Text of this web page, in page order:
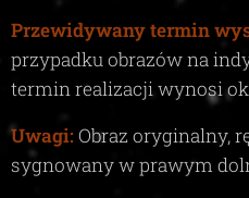
Przewidywany termin
przypadku obrazów na
termin realizacji wynosi
Uwagi: Obraz oryginalny,
sygnowany w prawym